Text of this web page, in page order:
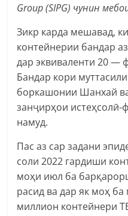
Group (SIPG) чунин
Зикр карда мешавад,
контейнерии бандар
дар эквиваленти 20 —
Бандар кори
боркашонии Шанхай
занҷирҳои
намуд.
Пас аз сар задани
соли 2022 гардиши
моҳи июл ба
расид ва дар як моҳ
миллион контейнери